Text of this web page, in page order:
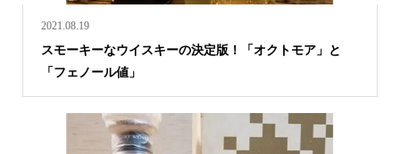
2021.08.19
スモーキーなウイスキーの決定版！「オクトモア」と
「フェノール値」